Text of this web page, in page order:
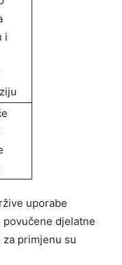
i
uporabe
djelatne
za primjenu su